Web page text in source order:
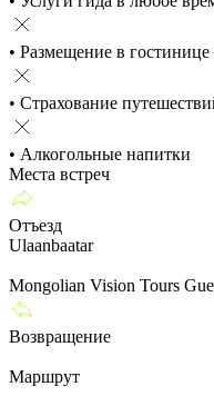
• Размещение в
• Страхование
• Алкогольные напитки
Места встреч
Отъезд
Ulaanbaatar
Mongolian Vision Tours
Возвращение
Маршрут